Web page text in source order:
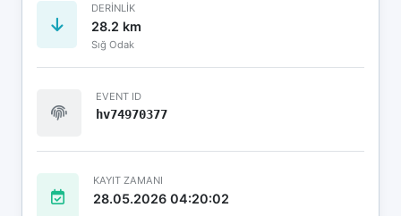
DERINLIK
28.2 km
Sığ Odak
EVENT ID
hv74970377
KAYIT ZAMANI
28.05.2026 04:20:02